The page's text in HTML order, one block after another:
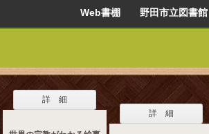
Web書棚 野田市立図書館
詳 細
詳 細